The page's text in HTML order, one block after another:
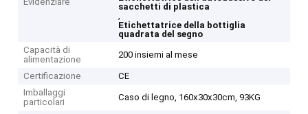
sacchetti di plastica
,
Etichettatrice della bottiglia
quadrata del segno
Capacità di
alimentazione
200 insiemi al mese
Certificazione
CE
Imballaggi
particolari
Caso di legno, 160x30x30cm, 93KG